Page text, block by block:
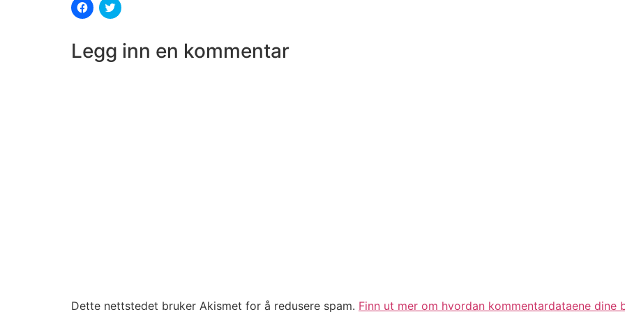
Klikk
for
Facebook(åpnes
i
Klikk
for
på
Twitter(åpnes
Legg inn en kommentar
Dette nettstedet bruker Akismet for å redusere spam. Finn ut mer om hvordan kommentardataene dine